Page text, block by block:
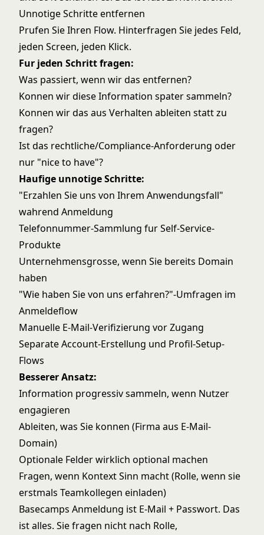
Unnotige Schritte entfernen
Prufen Sie Ihren Flow. Hinterfragen Sie jedes Feld,
jeden Screen, jeden Klick.
Fur jeden Schritt fragen:
Was passiert, wenn wir das entfernen?
Konnen wir diese Information spater sammeln?
Konnen wir das aus Verhalten ableiten statt zu
fragen?
Ist das rechtliche/Compliance-Anforderung oder
nur "nice to have"?
Haufige unnotige Schritte:
"Erzahlen Sie uns von Ihrem Anwendungsfall"
wahrend Anmeldung
Telefonnummer-Sammlung fur Self-Service-
Produkte
Unternehmensgrosse, wenn Sie bereits Domain
haben
"Wie haben Sie von uns erfahren?"-Umfragen im
Anmeldeflow
Manuelle E-Mail-Verifizierung vor Zugang
Separate Account-Erstellung und Profil-Setup-
Flows
Besserer Ansatz:
Information progressiv sammeln, wenn Nutzer
engagieren
Ableiten, was Sie konnen (Firma aus E-Mail-
Domain)
Optionale Felder wirklich optional machen
Fragen, wenn Kontext Sinn macht (Rolle, wenn sie
erstmals Teamkollegen einladen)
Basecamps Anmeldung ist E-Mail + Passwort. Das
ist alles. Sie fragen nicht nach Rolle,